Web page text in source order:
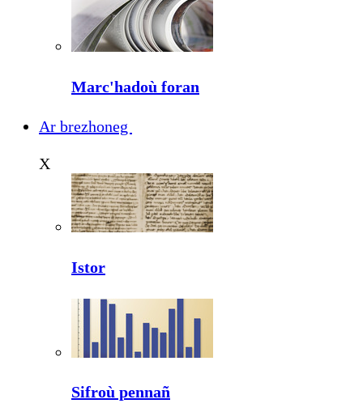
Marc'hadoù foran
Ar brezhoneg
X
Istor
Sifroù pennañ